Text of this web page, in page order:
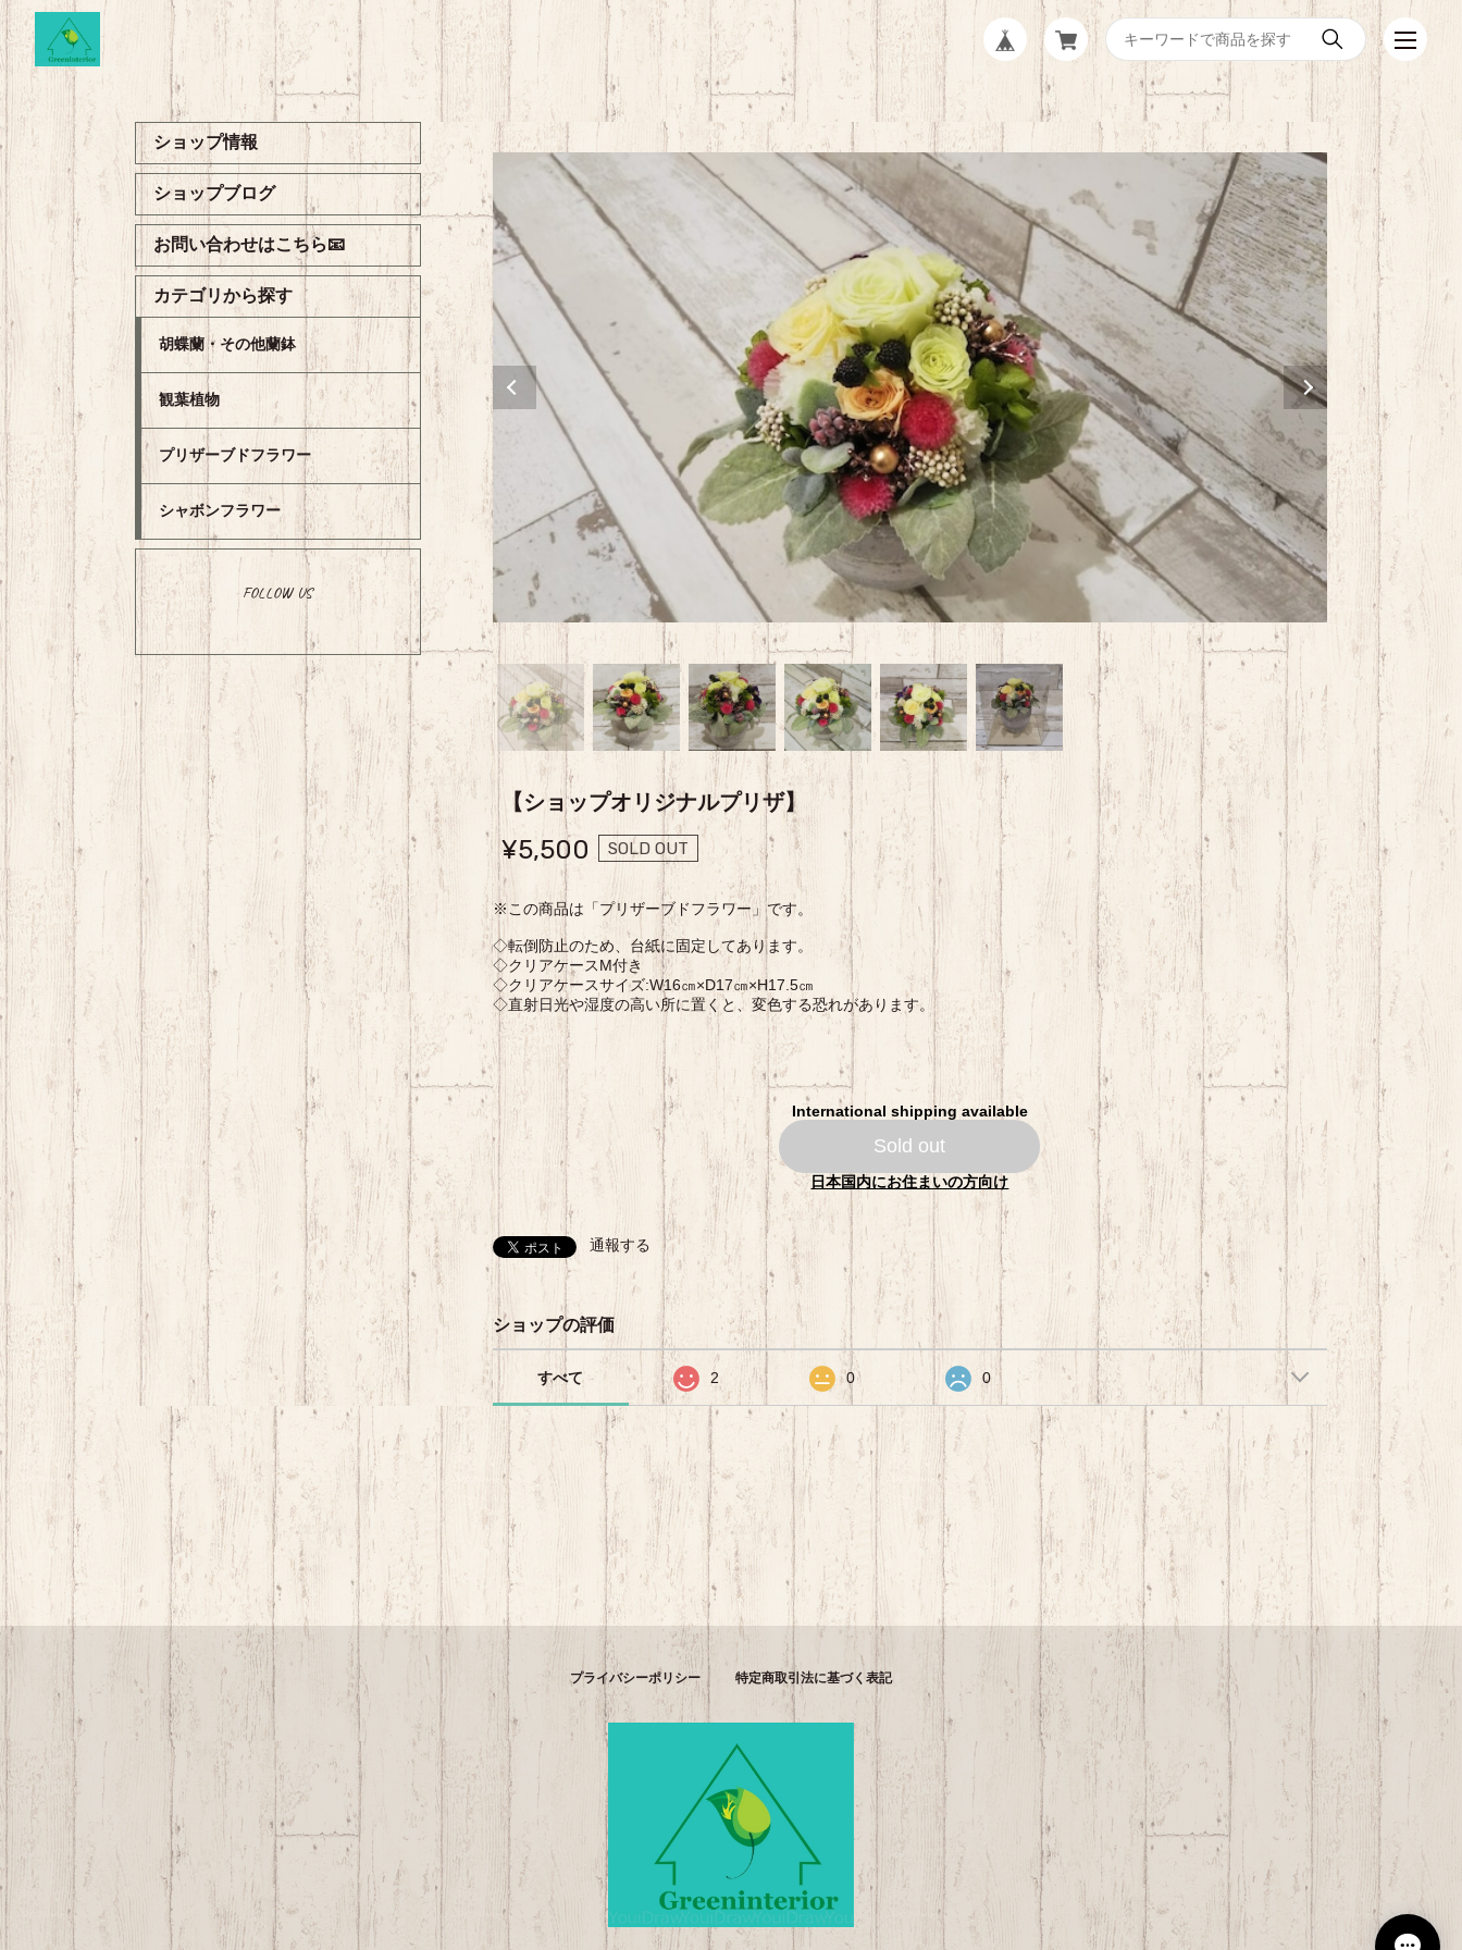
ショップ情報
ショップブログ
お問い合わせはこちら📧
カテゴリから探す
胡蝶蘭・その他蘭鉢
観葉植物
プリザーブドフラワー
シャボンフラワー
FOLLOW US
【ショップオリジナルプリザ】
¥5,500 SOLD OUT
※この商品は「プリザーブドフラワー」です。
◇転倒防止のため、台紙に固定してあります。
◇クリアケースM付き
◇クリアケースサイズ:W16㎝×D17㎝×H17.5㎝
◇直射日光や湿度の高い所に置くと、変色する恐れがあります。
International shipping available
Sold out
日本国内にお住まいの方向け
通報する
ショップの評価
すべて 2 0 0
プライバシーポリシー 特定商取引法に基づく表記